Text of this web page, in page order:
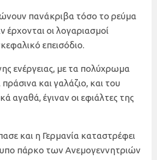
πανάκριβα τόσο το ρεύμα
έρχονται οι λογαριασμοί
επεισόδιο.
ενέργειας, με τα πολύχρωμα
πράσινα και γαλάζιο, και του
αγαθά, έγιναν οι εφιάλτες της
και η Γερμανία καταστρέφει
πάρκο των Ανεμογεννητριών